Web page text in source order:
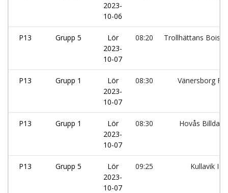
2023-
10-06
P13 Grupp 5
Lör
2023-
10-07
08:20 Trollhättans
P13 Grupp 1
Lör
2023-
10-07
08:30 Vänersborg
P13 Grupp 1
Lör
2023-
10-07
08:30 Hovås Billdal
P13 Grupp 5
Lör
2023-
10-07
09:25 Kullavik